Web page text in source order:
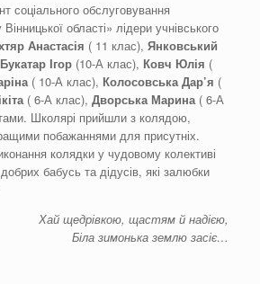
соціального обслуговування
області» лідери учнівського
Анастасія ( 11 клас), Янковський
Букатар Ігор (10-А клас), Ковч Юлія (
( 10-А клас), Колосовська Дар’я (
( 6-А клас), Дворська Марина( 6-А
Школярі прийшли з колядою,
побажаннями для присутніх.
колядки у чудовому колективі
бабусь та дідусів, які залюбки
Хай щедрівкою, щастям й надією,
Біла зимонька землю засіє…